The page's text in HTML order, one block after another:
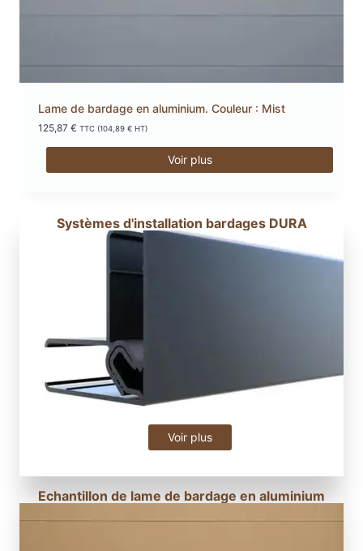
Lame de bardage en aluminium. Couleur : Mist
125,87 € TTC (104,89 € HT)
Voir plus
Systèmes d'installation bardages DURA
Voir plus
Echantillon de lame de bardage en aluminium